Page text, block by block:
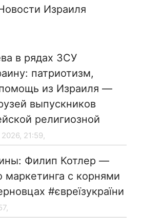
Израиля
в рядах ЗСУ
патриотизм,
из Израиля —
выпускников
религиозной
2026, 21:59,
Филип Котлер —
маркетинга с корнями
#євреїзукраїни